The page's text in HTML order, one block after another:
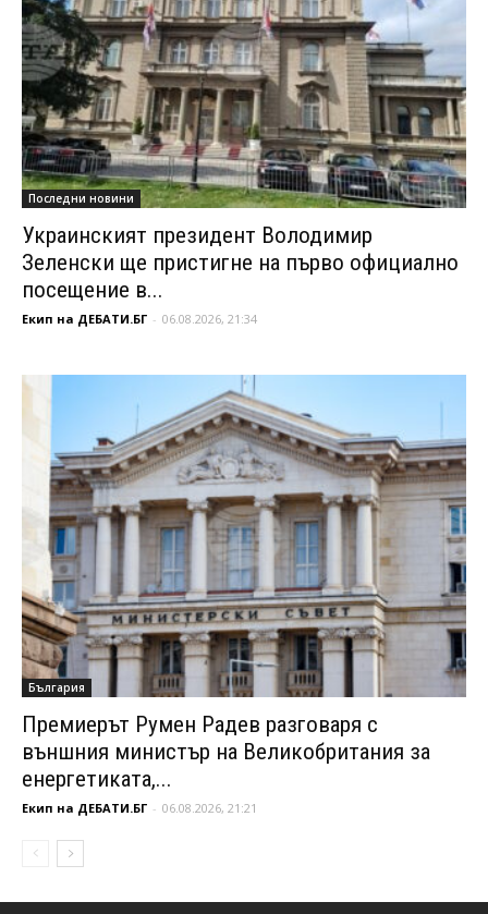
Последни новини
Украинският президент Володимир
Зеленски ще пристигне на първо официално
посещение в...
Екип на ДЕБАТИ.БГ - 06.08.2026, 21:34
България
Премиерът Румен Радев разговаря с
външния министър на Великобритания за
енергетиката,...
Екип на ДЕБАТИ.БГ - 06.08.2026, 21:21